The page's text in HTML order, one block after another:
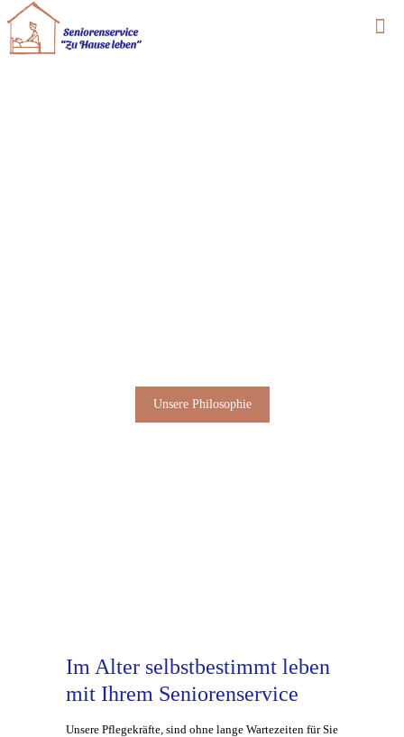
Unsere Philosophie
Im Alter selbstbestimmt leben
mit Ihrem Seniorenservice
Unsere Pflegekräfte, sind ohne lange Wartezeiten für Sie